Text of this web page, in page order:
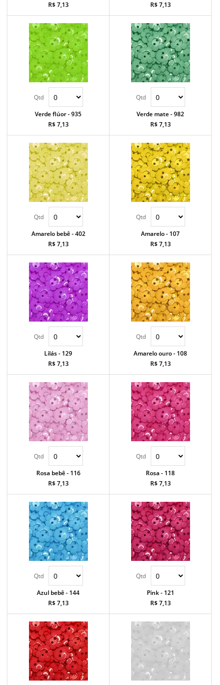
R$ 7,13
R$ 7,13
Verde flúor - 935
R$ 7,13
Verde mate - 982
R$ 7,13
Amarelo bebê - 402
R$ 7,13
Amarelo - 107
R$ 7,13
Lilás - 129
R$ 7,13
Amarelo ouro - 108
R$ 7,13
Rosa bebê - 116
R$ 7,13
Rosa - 118
R$ 7,13
Azul bebê - 144
R$ 7,13
Pink - 121
R$ 7,13